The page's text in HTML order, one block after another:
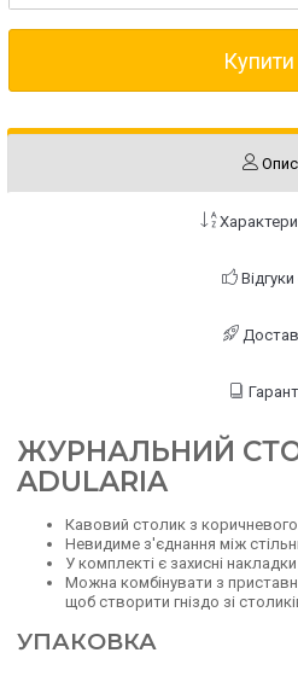
Купити
Опис
ЖУРНАЛЬНИЙ
ADULARIA
Кавовий столик з
Невидиме з'єднання між
У комплекті є захисні
Можна комбінувати з
щоб створити гніздо зі
УПАКОВКА